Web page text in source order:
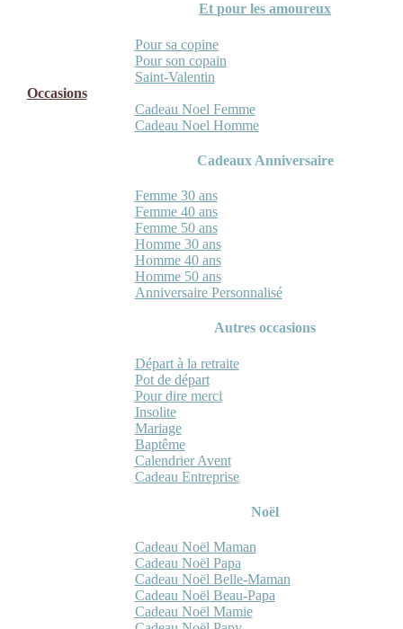
Et pour les amoureux
Pour sa copine
Pour son copain
Saint-Valentin
Occasions
Cadeau Noel Femme
Cadeau Noel Homme
Cadeaux Anniversaire
Femme 30 ans
Femme 40 ans
Femme 50 ans
Homme 30 ans
Homme 40 ans
Homme 50 ans
Anniversaire Personnalisé
Autres occasions
Départ à la retraite
Pot de départ
Pour dire merci
Insolite
Mariage
Baptême
Calendrier Avent
Cadeau Entreprise
Noël
Cadeau Noël Maman
Cadeau Noël Papa
Cadeau Noël Belle-Maman
Cadeau Noël Beau-Papa
Cadeau Noël Mamie